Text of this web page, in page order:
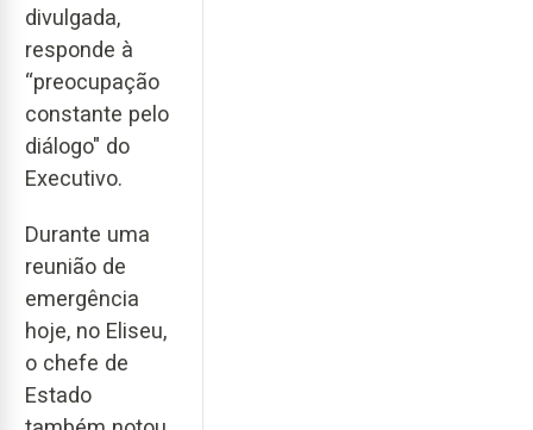
divulgada,
responde à
“preocupação
constante pelo
diálogo" do
Executivo.
Durante uma
reunião de
emergência
hoje, no Eliseu,
o chefe de
Estado